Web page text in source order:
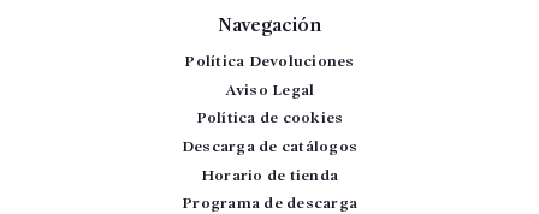
Navegación
Política Devoluciones
Aviso Legal
Política de cookies
Descarga de catálogos
Horario de tienda
Programa de descarga